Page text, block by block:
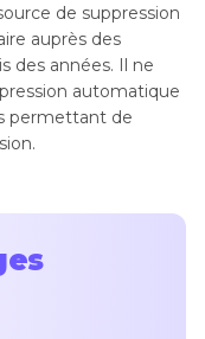
de suppression
auprès des
des années. Il ne
automatique
permettant de